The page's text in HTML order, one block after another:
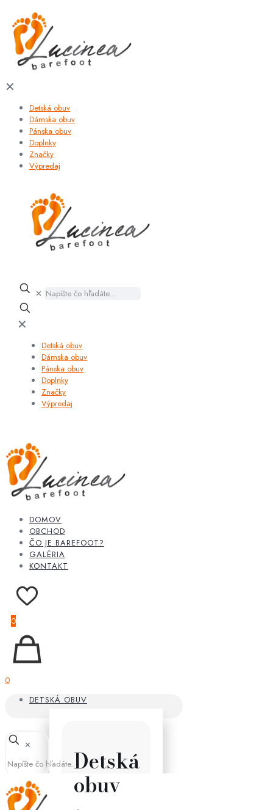
✕
Detská obuv
Dámska obuv
Pánska obuv
Doplnky
Značky
Výpredaj
✕
✕
Detská obuv
Dámska obuv
Pánska obuv
Doplnky
Značky
Výpredaj
DOMOV
OBCHOD
ČO JE BAREFOOT?
GALÉRIA
KONTAKT
0
0
DETSKÁ OBUV
Detská
obuv
✕